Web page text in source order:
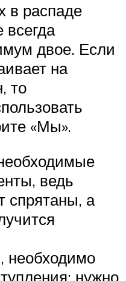
в распаде
двое. Если
на
то
«Мы».
ведь
спрятаны, а
необходимо
нужно